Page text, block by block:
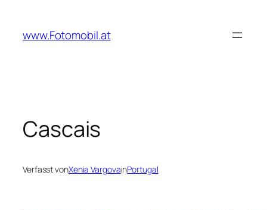
springen
www.Fotomobil.at
Cascais
Verfasst vonXenia VargovainPortugal